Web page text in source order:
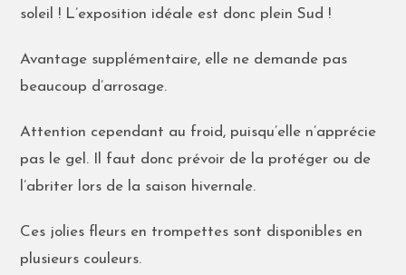
soleil ! L’exposition idéale est donc plein Sud !
Avantage supplémentaire, elle ne demande pas
beaucoup d’arrosage.
Attention cependant au froid, puisqu’elle n’apprécie
pas le gel. Il faut donc prévoir de la protéger ou de
l’abriter lors de la saison hivernale.
Ces jolies fleurs en trompettes sont disponibles en
plusieurs couleurs.